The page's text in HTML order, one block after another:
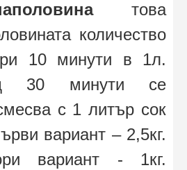
това
количество
10 минути в 1л.
30 минути се
с 1 литър сок
вариант – 2,5кг.
вариант - 1кг.